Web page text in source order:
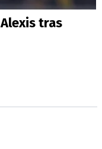
tras